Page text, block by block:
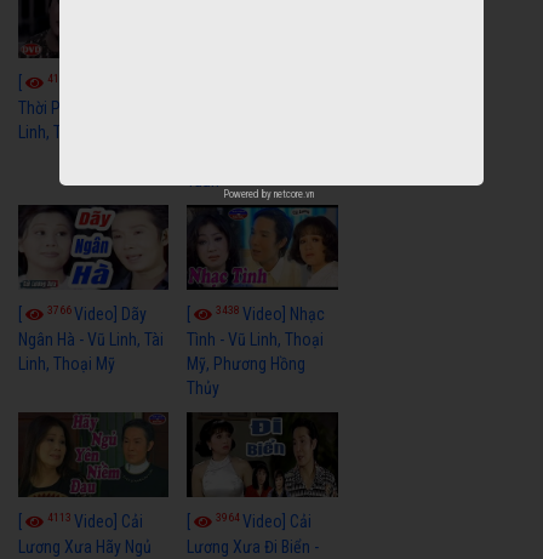
4109
Thời Phóng Đãng - Vũ
Linh, Tài Linh, Chí Linh
3766Video] Dãy
Ngân Hà - Vũ Linh, Tài
Linh, Thoại Mỹ
3438Video] Nhạc
Tình - Vũ Linh, Thoại
Mỹ, Phương Hồng
Thủy
4113 Video] Cải
Lương Xưa Hãy Ngủ
3964Video] Cải
Lương Xưa Đi Biển -
Powered by netcore.vn